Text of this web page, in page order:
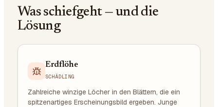
Was schiefgeht — und die
Lösung
Erdflöhe
SCHÄDLING
Zahlreiche winzige Löcher in den Blättern, die ein
spitzenartiges Erscheinungsbild ergeben. Junge